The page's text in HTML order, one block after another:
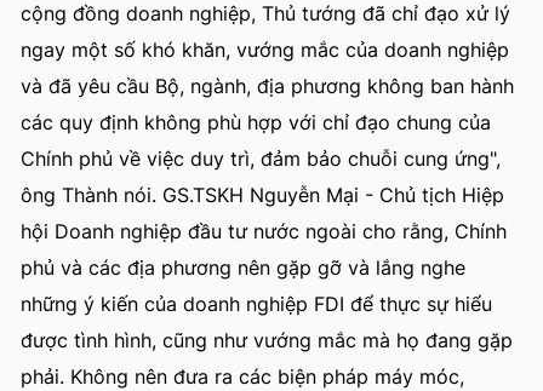
cộng đồng doanh nghiệp, Thủ tướng đã chỉ đạo xử lý
ngay một số khó khăn, vướng mắc của doanh nghiệp
và đã yêu cầu Bộ, ngành, địa phương không ban hành
các quy định không phù hợp với chỉ đạo chung của
Chính phủ về việc duy trì, đảm bảo chuỗi cung ứng",
ông Thành nói. GS.TSKH Nguyễn Mại - Chủ tịch Hiệp
hội Doanh nghiệp đầu tư nước ngoài cho rằng, Chính
phủ và các địa phương nên gặp gỡ và lắng nghe
những ý kiến của doanh nghiệp FDI để thực sự hiểu
được tình hình, cũng như vướng mắc mà họ đang gặp
phải. Không nên đưa ra các biện pháp máy móc,